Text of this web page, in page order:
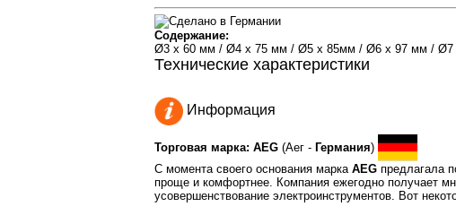
Содержание:
Ø3 x 60 мм / Ø4 x 75 мм / Ø5 x 85мм / Ø6 x 97 мм /
Технические характеристики
Информация
Торговая марка: AEG (Аег - Германия)
С момента своего основания марка AEG предлагала
проще и комфортнее. Компания ежегодно получает
усовершенствование электроинструментов. Вот